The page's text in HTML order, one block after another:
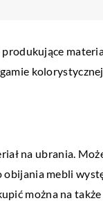
kolorystycznej.
na ubrania.
obijania mebli
można na